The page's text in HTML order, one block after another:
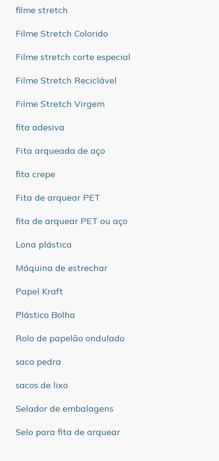
filme stretch
Filme Stretch Colorido
Filme stretch corte especial
Filme Stretch Reciclável
Filme Stretch Virgem
fita adesiva
Fita arqueada de aço
fita crepe
Fita de arquear PET
fita de arquear PET ou aço
Lona plástica
Máquina de estrechar
Papel Kraft
Plástico Bolha
Rolo de papelão ondulado
saco pedra
sacos de lixo
Selador de embalagens
Selo para fita de arquear